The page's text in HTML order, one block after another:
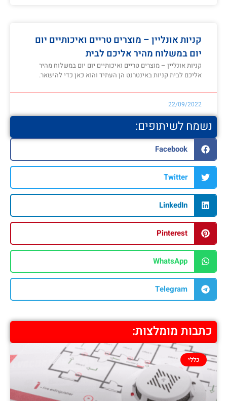
קניות אונליין – מוצרים טריים ואיכותיים יום
יום במשלוח מהיר אליכם לבית
קניות אונליין – מוצרים טריים ואיכותיים יום יום במשלוח מהיר
אליכם לבית קניות באינטרנט הן העתיד והוא כאן כדי להישאר.
22/09/2022
נשמח לשיתופים:
Facebook
Twitter
LinkedIn
Pinterest
WhatsApp
Telegram
כתבות מומלצות:
כללי